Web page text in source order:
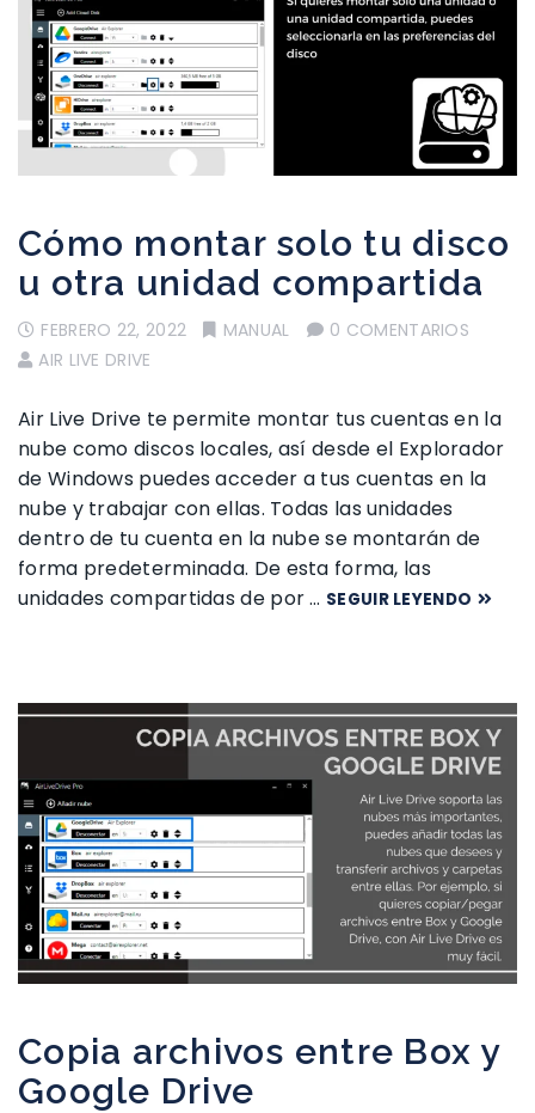
Cómo montar solo tu disco
u otra unidad compartida
FEBRERO 22, 2022 MANUAL
0 COMENTARIOS
AIR LIVE DRIVE
Air Live Drive te permite montar tus cuentas en la
nube como discos locales, así desde el Explorador
de Windows puedes acceder a tus cuentas en la
nube y trabajar con ellas. Todas las unidades
dentro de tu cuenta en la nube se montarán de
forma predeterminada. De esta forma, las
unidades compartidas de por … SEGUIR LEYENDO
Copia archivos entre Box y
Google Drive